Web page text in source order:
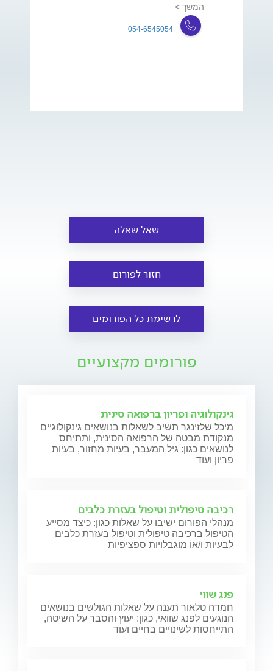
המשך >
054-6545054
שאל שאלה
חזור לפורום
לרשימת כל הפורומים
פורומים מקצועיים
גינקולוגיה ופריון ברפואה סינית
מיכל שלזינגר תשיב לשאלות בנושאים גינקולוגיים
מנקודת מבטה של הרפואה הסינית, ותתיחס
לנושאים כגון: גיל המעבר, בעיות מחזור, בעיות
פריון ועוד
רכיבה טיפולית וטיפול בעזרת כלבים
מנהלי הפורום ישיבו על שאלות כגון: כיצד מסייע
הטיפול ברכיבה טיפולית וטיפול בעזרת כלבים
לבעיות ו/או מוגבלויות ספציפיות
פנג שווי
חמדה טלאור תענה על שאלות הגולשים בנושאים
הנוגעים לפנג שוואי, כגון: יעוץ והסבר על השיטה,
התייחסות לשינויים בחיים ועוד